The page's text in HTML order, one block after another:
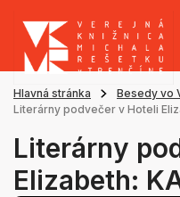
Hlavná stránka
Besedy vo
Literárny podvečer v Hoteli
Literárny
Elizabeth: